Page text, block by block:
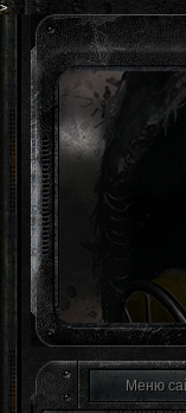
>
Меню